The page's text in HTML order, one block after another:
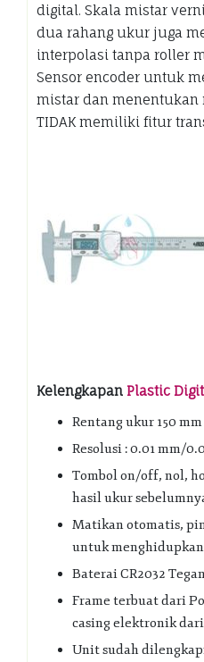
digital. Skala mistar
dua rahang ukur juga
interpolasi tanpa roller
Sensor encoder untuk
mistar dan
TIDAK memiliki fitur
Kelengkapan Plastic
Rentang ukur 150 mm
Resolusi : 0.01 mm/
Tombol on/off, nol,
hasil ukur
Matikan otomatis,
untuk
Baterai CR2032
Frame terbuat dari
casing elektronik
Unit sudah